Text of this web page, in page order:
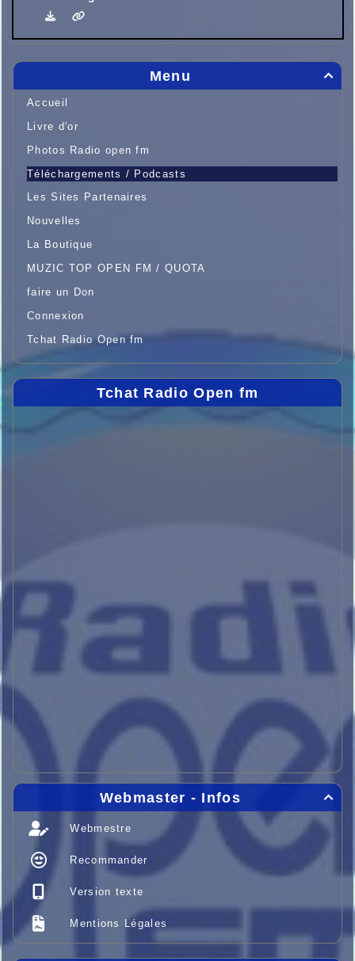

Menu
Accueil
Livre d'or
Photos Radio open fm
Téléchargements / Podcasts
Les Sites Partenaires
Nouvelles
La Boutique
MUZIC TOP OPEN FM / QUOTA
faire un Don
Connexion
Tchat Radio Open fm
Tchat Radio Open fm

Webmaster - Infos
Webmestre
Recommander
Version texte
Mentions Légales